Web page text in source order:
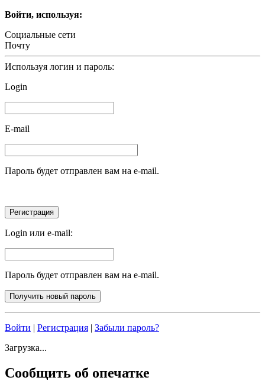
Войти, используя:
Социальные сети
Почту
Используя логин и пароль:
Login
E-mail
Пароль будет отправлен вам на e-mail.
Login или e-mail:
Пароль будет отправлен вам на e-mail.
Войти | Регистрация | Забыли пароль?
Загрузка...
Сообщить об опечатке